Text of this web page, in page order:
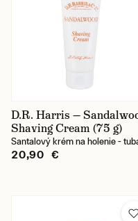
D.R. Harris —
Shaving Cream (75 g)
Santalový krém na holenie -
20,90 €